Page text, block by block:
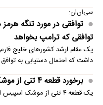
سی‌ان‌ان:
توافقی در مورد تنگه
توافقی که ترامپ بخواهد
یک مقام ارشد کشورهای خلیج
داشت که احتمال دستیابی به توافق تا
برخورد قطعه ۴ تنی از موشک اسپیس ایکس به ماه
یک قطعه ۴ تنی از موشک اسپیس ایکس به طور غیر عمد به ماه برخورد کرد.